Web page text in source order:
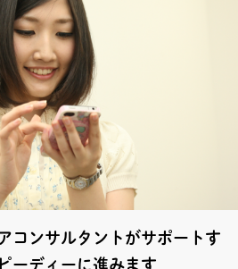
コンサルタントがサポートす
ーディーに進みます